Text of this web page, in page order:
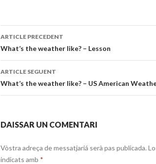
Navigacion
dels
articles
ARTICLE PRECEDENT
What’s the weather like? – Lesson
ARTICLE SEGUENT
What’s the weather like? – US American
DAISSAR UN COMENTARI
Vòstra adreça de messatjariá serà pas publicada.
indicats amb *